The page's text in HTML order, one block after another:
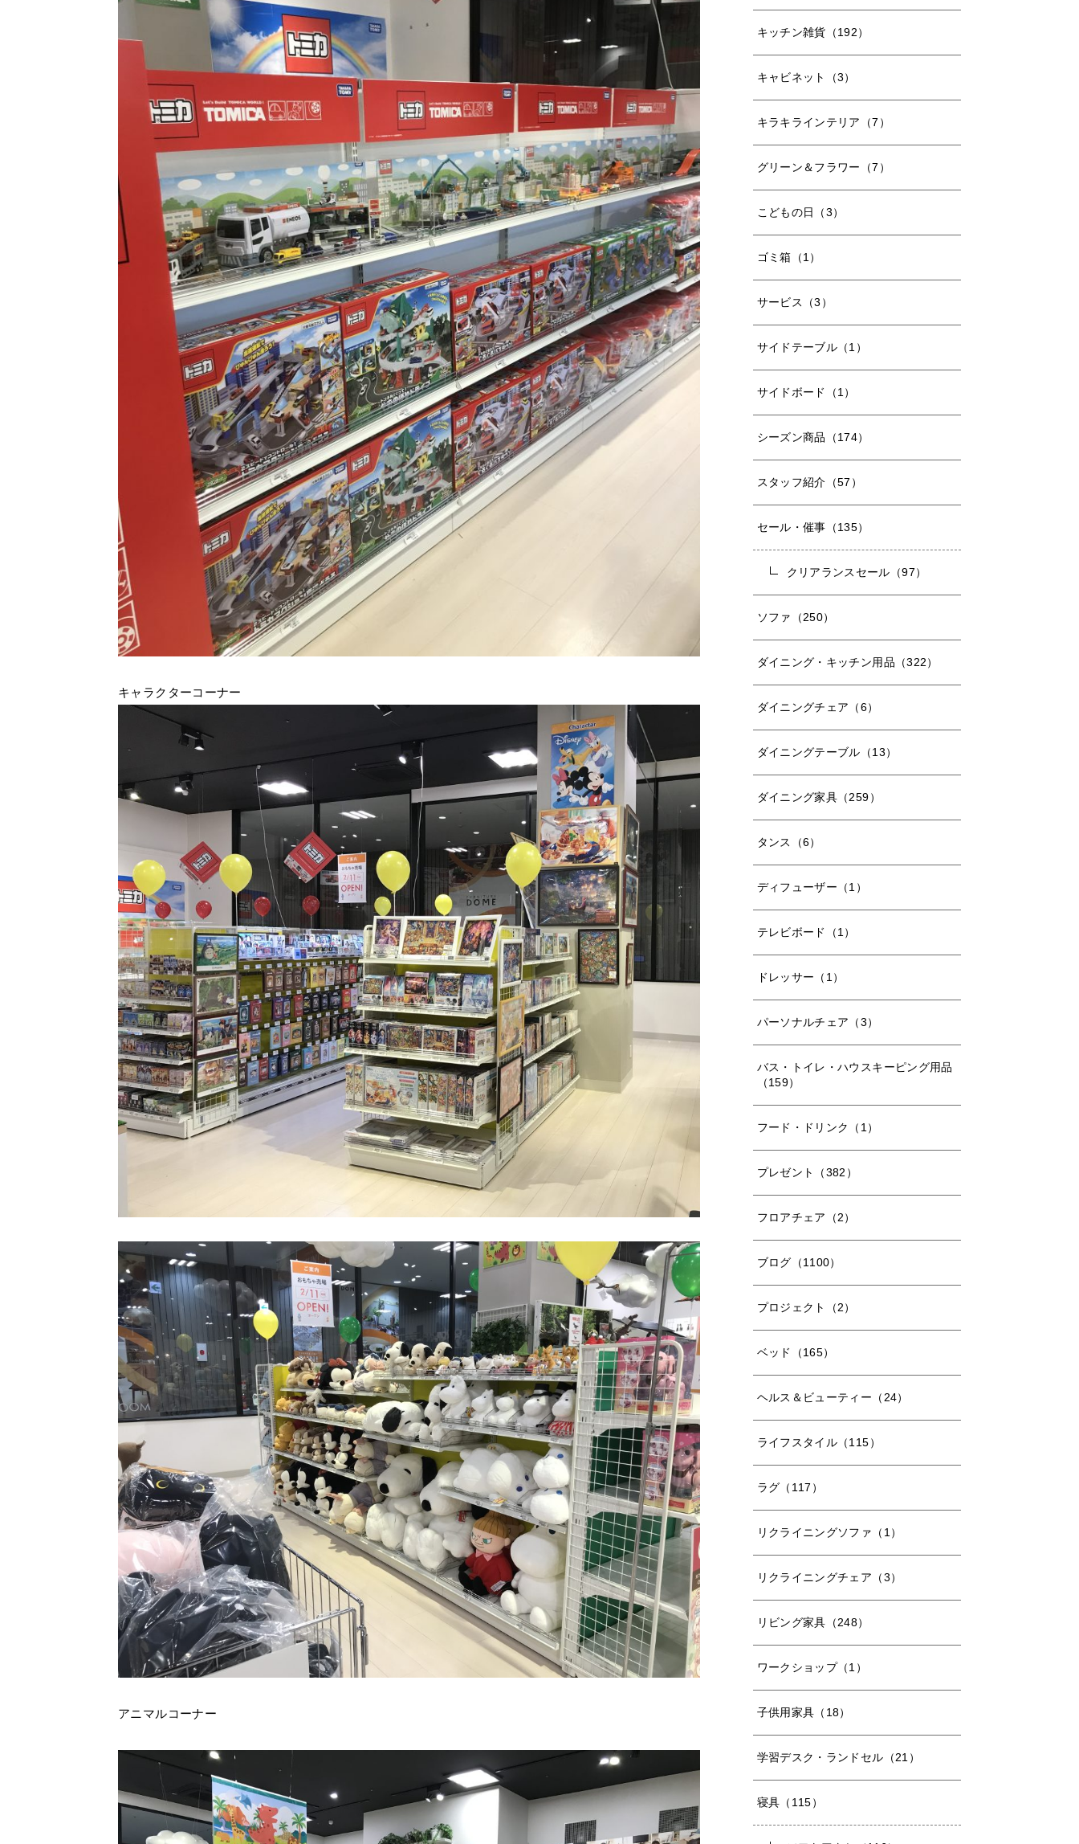
キャラクターコーナー
アニマルコーナー
キッチン雑貨（192）
キャビネット（3）
キラキラインテリア（7）
グリーン＆フラワー（7）
こどもの日（3）
ゴミ箱（1）
サービス（3）
サイドテーブル（1）
サイドボード（1）
シーズン商品（174）
スタッフ紹介（57）
セール・催事（135）
クリアランスセール（97）
ソファ（250）
ダイニング・キッチン用品（322）
ダイニングチェア（6）
ダイニングテーブル（13）
ダイニング家具（259）
タンス（6）
ディフューザー（1）
テレビボード（1）
ドレッサー（1）
パーソナルチェア（3）
バス・トイレ・ハウスキーピング用品
（159）
フード・ドリンク（1）
プレゼント（382）
フロアチェア（2）
ブログ（1100）
プロジェクト（2）
ベッド（165）
ヘルス＆ビューティー（24）
ライフスタイル（115）
ラグ（117）
リクライニングソファ（1）
リクライニングチェア（3）
リビング家具（248）
ワークショップ（1）
子供用家具（18）
学習デスク・ランドセル（21）
寝具（115）